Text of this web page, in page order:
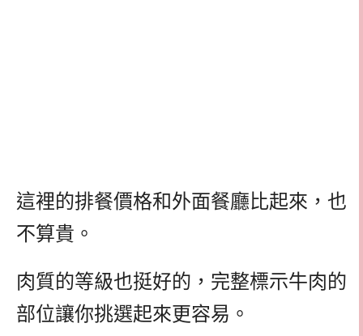
這裡的排餐價格和外面餐廳比起來，也
不算貴。
肉質的等級也挺好的，完整標示牛肉的
部位讓你挑選起來更容易。